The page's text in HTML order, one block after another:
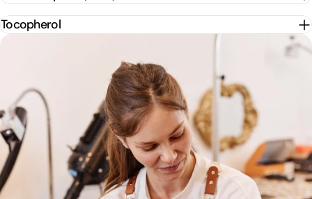
anspruchsvolles Fell.
Die drei Schritte für eine optimale Pflege des
Reinigung des Fells 2. Verwendung der
passenden Spülung für eine gute
Kämmbarkeit und Geschmeidigkeit. 3.
Gezielter Einsatz einer Kur/Maske für eine
besonders intensive Pflege.
Regelmäßiges Bürsten, um Verfilzungen zu
vermeiden.
Tocopherol